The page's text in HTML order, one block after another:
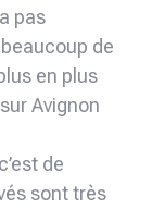
pas
de
en plus
Avignon
de
sont très